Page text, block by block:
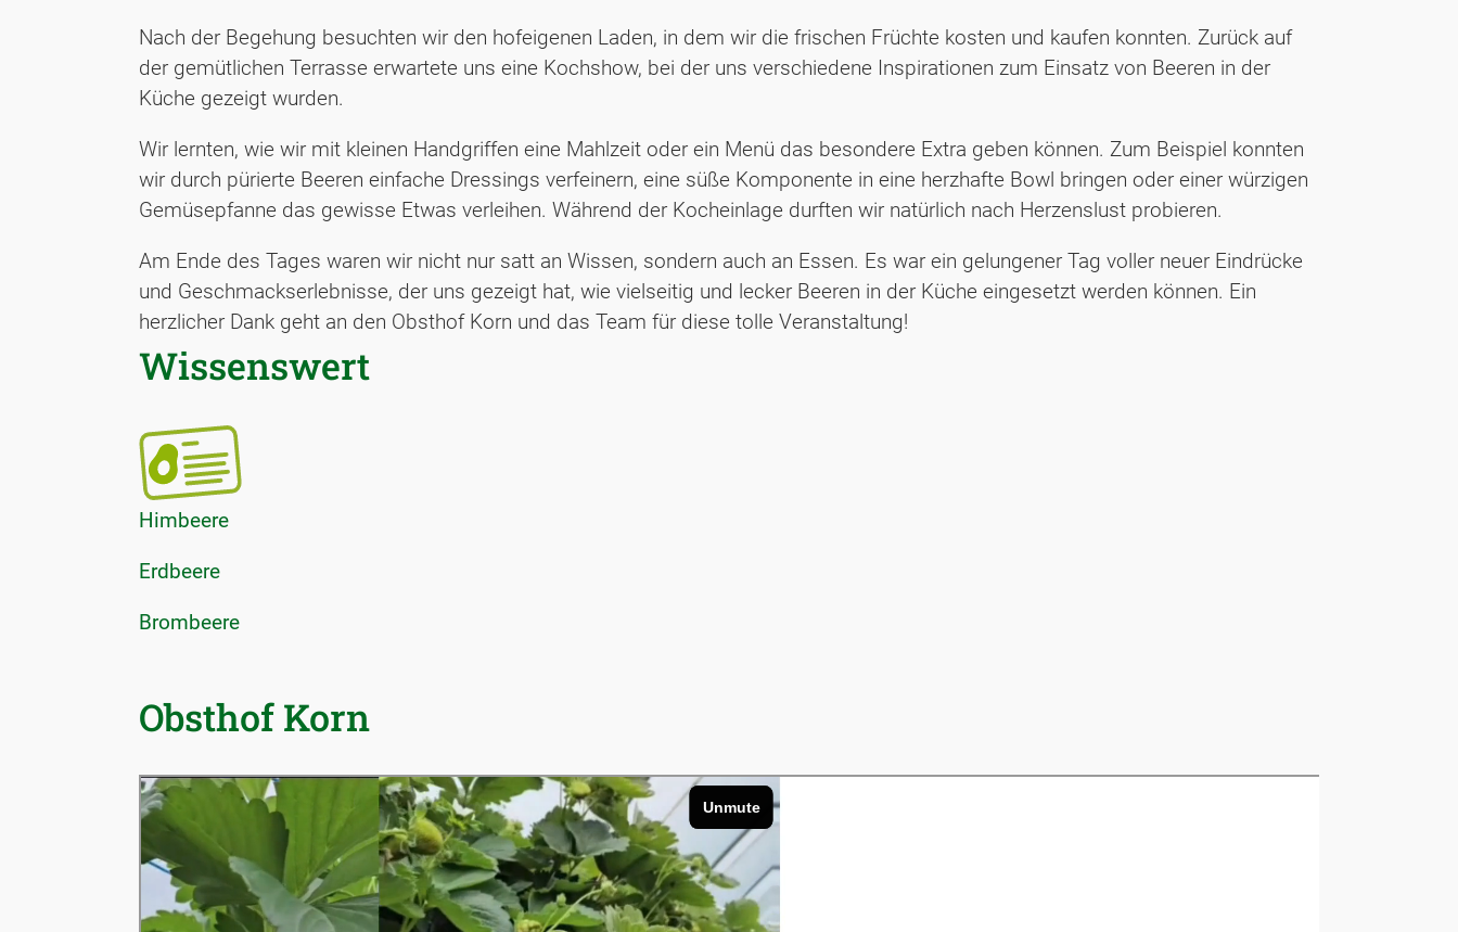
Nach der Begehung besuchten wir den hofeigenen Laden, in dem wir die frischen Früchte kosten und kaufen konnten. Zurück auf
der gemütlichen Terrasse erwartete uns eine Kochshow, bei der uns verschiedene Inspirationen zum Einsatz von Beeren in der
Küche gezeigt wurden.
Wir lernten, wie wir mit kleinen Handgriffen eine Mahlzeit oder ein Menü das besondere Extra geben können. Zum Beispiel konnten
wir durch pürierte Beeren einfache Dressings verfeinern, eine süße Komponente in eine herzhafte Bowl bringen oder einer würzigen
Gemüsepfanne das gewisse Etwas verleihen. Während der Kocheinlage durften wir natürlich nach Herzenslust probieren.
Am Ende des Tages waren wir nicht nur satt an Wissen, sondern auch an Essen. Es war ein gelungener Tag voller neuer Eindrücke
und Geschmackserlebnisse, der uns gezeigt hat, wie vielseitig und lecker Beeren in der Küche eingesetzt werden können. Ein
herzlicher Dank geht an den Obsthof Korn und das Team für diese tolle Veranstaltung!
Wissenswert
Himbeere
Erdbeere
Brombeere
Obsthof Korn